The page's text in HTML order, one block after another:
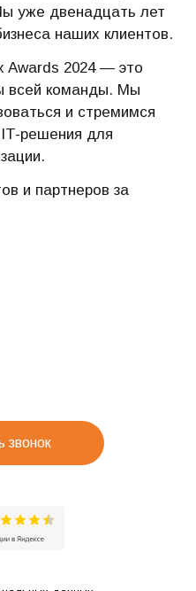
уже двенадцать лет
наших клиентов.
Awards 2024 — это
всей команды. Мы
и стремимся
решения для
и партнеров за
звонок